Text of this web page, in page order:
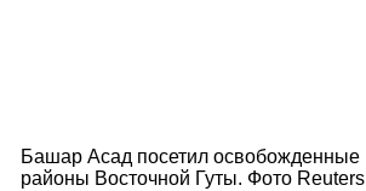
Башар Асад посетил освобожденные
районы Восточной Гуты. Фото Reuters